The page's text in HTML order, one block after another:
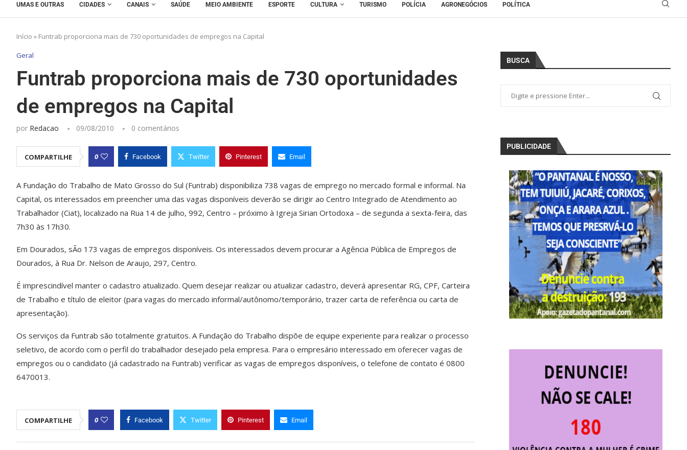
UMAS E OUTRAS CIDADES CANAIS SAÚDE MEIO AMBIENTE ESPORTE CULTURA TURISMO POLÍCIA AGRONEGÓCIOS POLÍTICA
Início » Funtrab proporciona mais de 730 oportunidades de empregos na Capital
Geral
Funtrab proporciona mais de 730 oportunidades
de empregos na Capital
por Redacao 09/08/2010 0 comentários
COMPARTILHE 0 Facebook Twitter Pinterest Email
A Fundação do Trabalho de Mato Grosso do Sul (Funtrab) disponibiliza 738 vagas de emprego no mercado formal e informal. Na
Capital, os interessados em preencher uma das vagas disponíveis deverão se dirigir ao Centro Integrado de Atendimento ao
Trabalhador (Ciat), localizado na Rua 14 de julho, 992, Centro – próximo à Igreja Sirian Ortodoxa – de segunda a sexta-feira, das
7h30 às 17h30.
Em Dourados, sÃo 173 vagas de empregos disponíveis. Os interessados devem procurar a Agência Pública de Empregos de
Dourados, à Rua Dr. Nelson de Araujo, 297, Centro.
É imprescindível manter o cadastro atualizado. Quem desejar realizar ou atualizar cadastro, deverá apresentar RG, CPF, Carteira
de Trabalho e título de eleitor (para vagas do mercado informal/autônomo/temporário, trazer carta de referência ou carta de
apresentação).
Os serviços da Funtrab são totalmente gratuitos. A Fundação do Trabalho dispõe de equipe experiente para realizar o processo
seletivo, de acordo com o perfil do trabalhador desejado pela empresa. Para o empresário interessado em oferecer vagas de
empregos ou o candidato (já cadastrado na Funtrab) verificar as vagas de empregos disponíveis, o telefone de contato é 0800
6470013.
COMPARTILHE 0 Facebook Twitter Pinterest Email
BUSCA
PUBLICIDADE